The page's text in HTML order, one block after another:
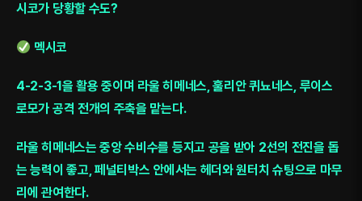
시코가 당황할 수도?
멕시코
4-2-3-1을 활용 중이며 라울 히메네스, 훌리안 퀴뇨네스, 루이스
로모가 공격 전개의 주축을 맡는다.
라울 히메네스는 중앙 수비수를 등지고 공을 받아 2선의 전진을 돕
는 능력이 좋고, 페널티박스 안에서는 헤더와 원터치 슈팅으로 마무
리에 관여한다.